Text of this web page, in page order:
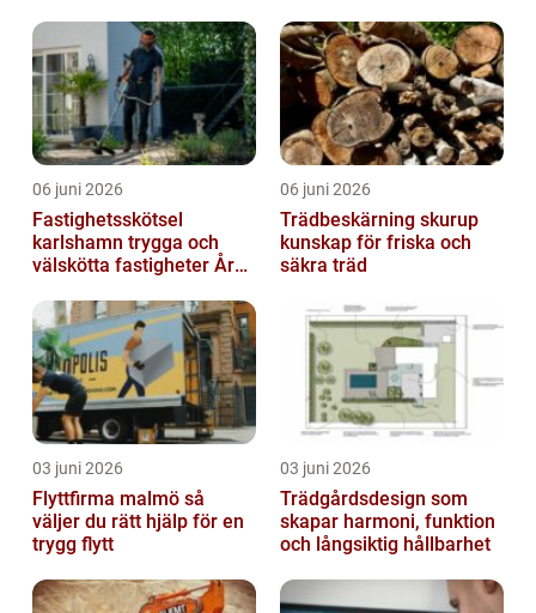
06 juni 2026
Fastighetsskötsel
karlshamn trygga och
välskötta fastigheter Året
06 juni 2026
Trädbeskärning skurup
kunskap för friska och
säkra träd
03 juni 2026
Flyttfirma malmö så
väljer du rätt hjälp för en
trygg flytt
03 juni 2026
Trädgårdsdesign som
skapar harmoni, funktion
och långsiktig hållbarhet